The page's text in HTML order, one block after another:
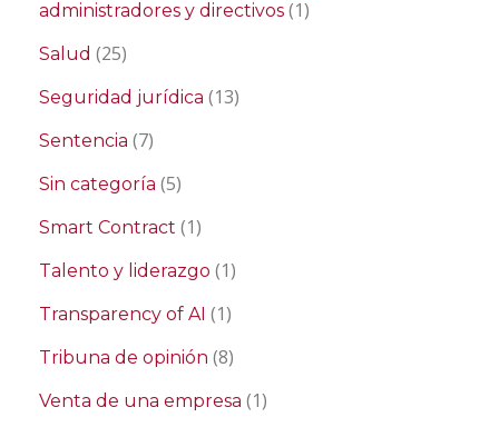
administradores y directivos (1)
Salud (25)
Seguridad jurídica (13)
Sentencia (7)
Sin categoría (5)
Smart Contract (1)
Talento y liderazgo (1)
Transparency of AI (1)
Tribuna de opinión (8)
Venta de una empresa (1)